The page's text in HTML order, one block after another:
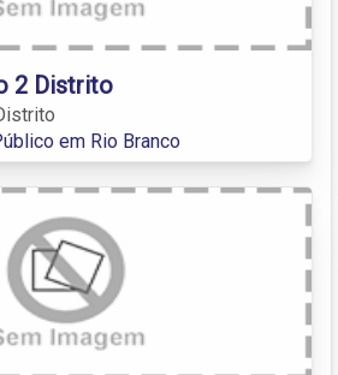
2 Distrito
em Rio Branco